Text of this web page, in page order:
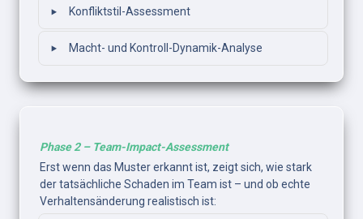
‣ Konfliktstil-Assessment
‣ Macht- und Kontroll-Dynamik-Analyse
Phase 2 – Team-Impact-Assessment
Erst wenn das Muster erkannt ist, zeigt sich, wie stark
der tatsächliche Schaden im Team ist – und ob echte
Verhaltensänderung realistisch ist: